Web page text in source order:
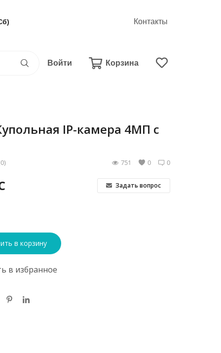
Контакты
Войти Корзина
IP-камера 4МП с
0
0
751
Задать вопрос
в корзину
в избранное